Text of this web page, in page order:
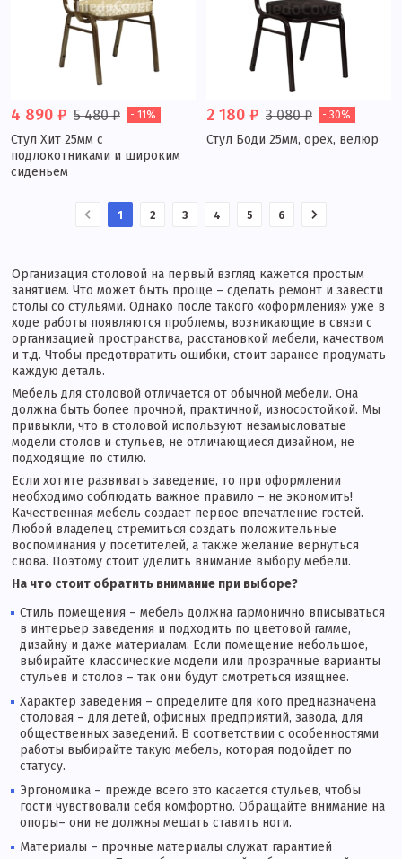
4 890 ₽ 5 480 ₽ - 11%
Стул Хит 25мм с
подлокотниками и широким
сиденьем
2 180 ₽ 3 080 ₽ - 30%
Стул Боди 25мм, орех, велюр
1 2 3 4 5 6
Организация столовой на первый взгляд кажется простым
занятием. Что может быть проще – сделать ремонт и завести
столы со стульями. Однако после такого «оформления» уже в
ходе работы появляются проблемы, возникающие в связи с
организацией пространства, расстановкой мебели, качеством
и т.д. Чтобы предотвратить ошибки, стоит заранее продумать
каждую деталь.
Мебель для столовой отличается от обычной мебели. Она
должна быть более прочной, практичной, износостойкой. Мы
привыкли, что в столовой используют незамысловатые
модели столов и стульев, не отличающиеся дизайном, не
подходящие по стилю.
Если хотите развивать заведение, то при оформлении
необходимо соблюдать важное правило – не экономить!
Качественная мебель создает первое впечатление гостей.
Любой владелец стремиться создать положительные
воспоминания у посетителей, а также желание вернуться
снова. Поэтому стоит уделить внимание выбору мебели.
На что стоит обратить внимание при выборе?
Стиль помещения – мебель должна гармонично вписываться
в интерьер заведения и подходить по цветовой гамме,
дизайну и даже материалам. Если помещение небольшое,
выбирайте классические модели или прозрачные варианты
стульев и столов – так они будут смотреться изящнее.
Характер заведения – определите для кого предназначена
столовая – для детей, офисных предприятий, завода, для
общественных заведений. В соответствии с особенностями
работы выбирайте такую мебель, которая подойдет по
статусу.
Эргономика – прежде всего это касается стульев, чтобы
гости чувствовали себя комфортно. Обращайте внимание на
опоры– они не должны мешать ставить ноги.
Материалы – прочные материалы служат гарантией